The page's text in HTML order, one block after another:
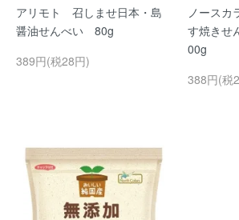
アリモト 召しませ日本・島
醤油せんべい 80g
389円(税28円)
ノース
す焼きせ
00g
388円(税